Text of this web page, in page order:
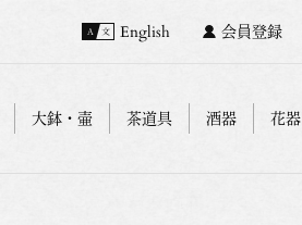
English 会員登録
大鉢・壷 茶道具 酒器 花器